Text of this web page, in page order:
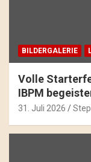
BILDERGALERIE
Volle
IBPM
31. Juli 2026